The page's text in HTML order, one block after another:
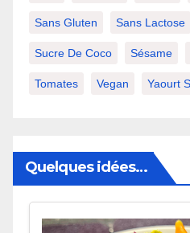
Sans Gluten Sans Lactose
Sucre De Coco Sésame
Tomates Vegan Yaourt
Quelques idées…